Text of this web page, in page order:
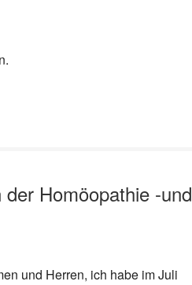
Homöopathie -und
und Herren, ich habe im Juli